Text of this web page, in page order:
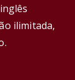
ilimitada,